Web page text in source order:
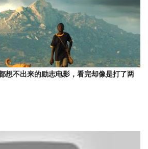
想不出来的励志电影，看完却像是打了两